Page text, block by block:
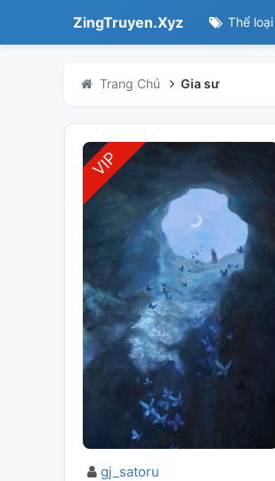
ZingTruyen.Xyz Thể loại
Trang Chủ Gia sư
gj_satoru